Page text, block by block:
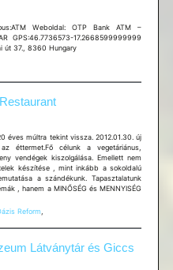
Weboldal: OTP Bank ATM –
GPS:46.7736573-17.2668599999999
út 37., 8360 Hungary
éves múltra tekint vissza. 2012.01.30. új
éttermet.Fő célunk a vegetáriánus,
vendégek kiszolgálása. Emellett nem
készítése , mint inkább a sokoldalú
a szándékunk. Tapasztalatunk
, hanem a MINŐSÉG és MENNYISÉG
Reform,
Látványtár és Giccs